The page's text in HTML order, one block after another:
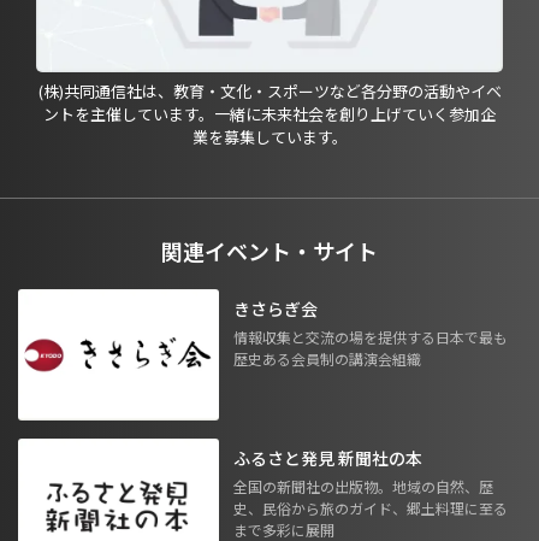
(株)共同通信社は、教育・文化・スポーツなど各分野の活動やイベ
ントを主催しています。一緒に未来社会を創り上げていく参加企
業を募集しています。
関連イベント・サイト
きさらぎ会
情報収集と交流の場を提供する日本で最も
歴史ある会員制の講演会組織
ふるさと発見 新聞社の本
全国の新聞社の出版物。地域の自然、歴
史、民俗から旅のガイド、郷土料理に至る
まで多彩に展開